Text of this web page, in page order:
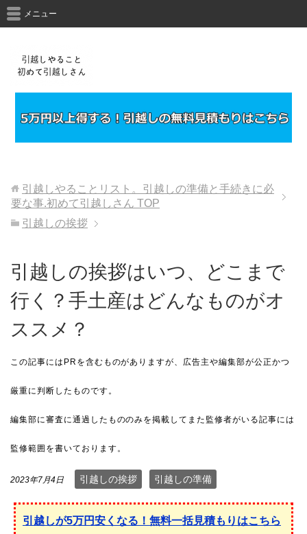
メニュー
引越しやることリスト。引越しの準備と手続きに必
要な事.初めて引越しさん TOP
引越しの挨拶
引越しの挨拶はいつ、どこまで
行く？手土産はどんなものがオ
ススメ？
2023年7月4日 引越しの挨拶 引越しの準備
引越しが5万円安くなる！無料一括見積もりはこちら